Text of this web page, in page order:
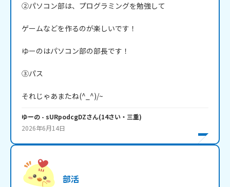
②パソコン部は、プログラミングを勉強して
ゲームなどを作るのが楽しいです！
ゆーのはパソコン部の部長です！
③パス
それじゃあまたね(^_^)/~
ゆーの - sURpodcgDZさん(14さい・ 三重)
2026年6月14日
部活